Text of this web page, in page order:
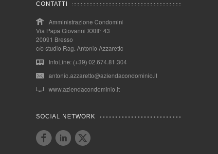
CONTATTI
Amministrazione Condomini
Via Papa Giovanni XXIII° 43
20091 Bresso
c/o studio Rag. Antonio Azzaretto
InfoLine: (+39) 02.674.81.304
antonio.azzaretto@aziendacondominio.it
www.aziendacondominio.it
SOCIAL NETWORK